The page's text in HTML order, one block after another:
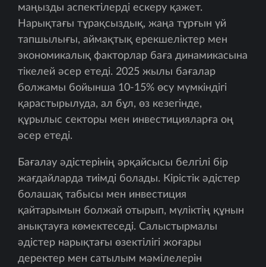
маңызды аспектілерді ескеру қажет.
Нарықтағы тұрақсыздық, жаңа тұрғын үй
тапшылығы, аймақтық ерекшеліктер мен
экономикалық факторлар баға динамикасына
тікелей әсер етеді. 2025 жылы бағалар
болжамы бойынша 10-15% өсу мүмкіндігі
қарастырылуда, ал бұл, өз кезегінде,
құрылыс секторы мен инвестицияларға оң
әсер етеді.
Бағалау әдістерінің әрқайсысы белгілі бір
жағдайларда тиімді болады. Кірістік әдістер
болашақ табысы мен инвестиция
қайтарымын болжай отырып, мүліктің құнын
анықтауға көмектеседі. Салыстырмалы
әдістер нарықтағы өзектілігі жоғары
деректер мен сатылым мәмілелерін